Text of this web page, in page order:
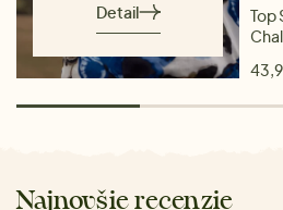
Detail
Top
Najnovšie recenzie